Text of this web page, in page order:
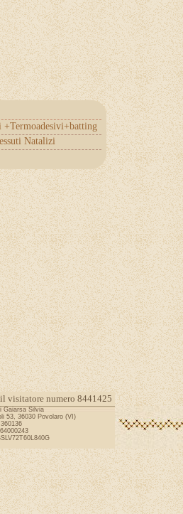
+Termoadesivi+batting
Natalizi
visitatore numero 8441425
Gaiarsa Silvia
53, 36030 Povolaro (VI)